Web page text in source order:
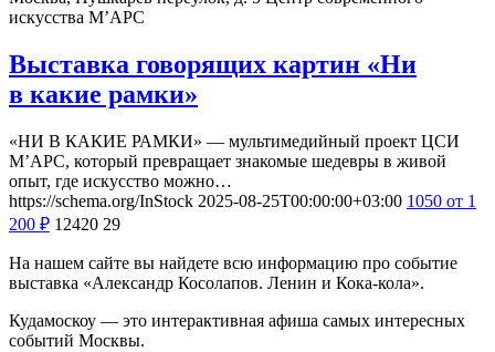
искусства М’АРС
Выставка говорящих картин «Ни
в какие рамки»
«НИ В КАКИЕ РАМКИ» — мультимедийный проект ЦСИ
М’АРС, который превращает знакомые шедевры в живой
опыт, где искусство можно…
https://schema.org/InStock 2025-08-25T00:00:00+03:00 1050 от 1
200 ₽ 12420 29
На нашем сайте вы найдете всю информацию про событие
выставка «Александр Косолапов. Ленин и Кока-кола».
Кудамоскоу — это интерактивная афиша самых интересных
событий Москвы.